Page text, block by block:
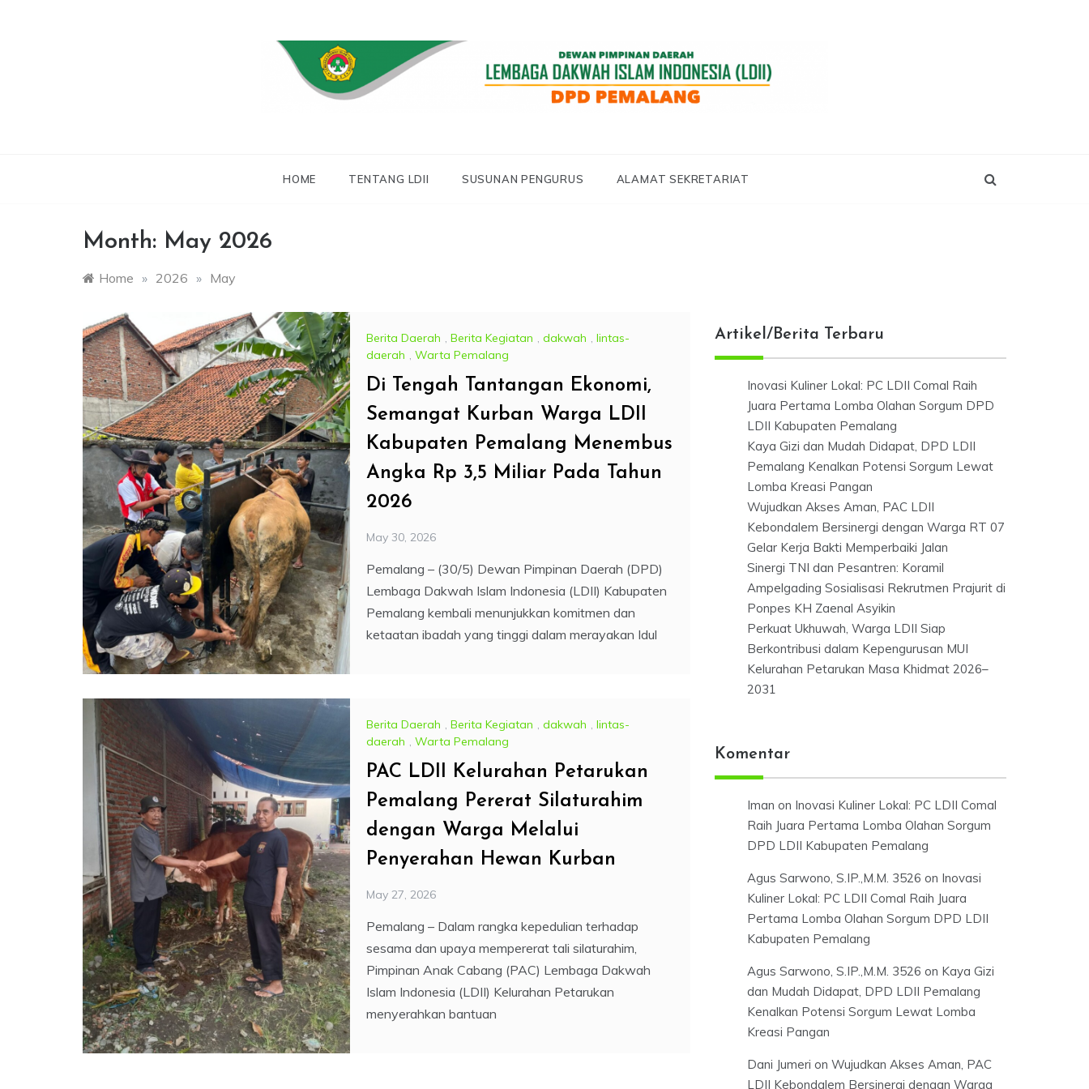
HOME TENTANG LDII SUSUNAN PENGURUS ALAMAT SEKRETARIAT
Month: May 2026
Home » 2026 » May
Berita Daerah , Berita Kegiatan , dakwah , lintas-
daerah , Warta Pemalang
Di Tengah Tantangan Ekonomi,
Semangat Kurban Warga LDII
Kabupaten Pemalang Menembus
Angka Rp 3,5 Miliar Pada Tahun
2026
May 30, 2026
Pemalang – (30/5) Dewan Pimpinan Daerah (DPD)
Lembaga Dakwah Islam Indonesia (LDII) Kabupaten
Pemalang kembali menunjukkan komitmen dan
ketaatan ibadah yang tinggi dalam merayakan Idul
Berita Daerah , Berita Kegiatan , dakwah , lintas-
daerah , Warta Pemalang
PAC LDII Kelurahan Petarukan
Pemalang Pererat Silaturahim
dengan Warga Melalui
Penyerahan Hewan Kurban
May 27, 2026
Pemalang – Dalam rangka kepedulian terhadap
sesama dan upaya mempererat tali silaturahim,
Pimpinan Anak Cabang (PAC) Lembaga Dakwah
Islam Indonesia (LDII) Kelurahan Petarukan
menyerahkan bantuan
Artikel/Berita Terbaru
Inovasi Kuliner Lokal: PC LDII Comal Raih
Juara Pertama Lomba Olahan Sorgum DPD
LDII Kabupaten Pemalang
Kaya Gizi dan Mudah Didapat, DPD LDII
Pemalang Kenalkan Potensi Sorgum Lewat
Lomba Kreasi Pangan
Wujudkan Akses Aman, PAC LDII
Kebondalem Bersinergi dengan Warga RT 07
Gelar Kerja Bakti Memperbaiki Jalan
Sinergi TNI dan Pesantren: Koramil
Ampelgading Sosialisasi Rekrutmen Prajurit di
Ponpes KH Zaenal Asyikin
Perkuat Ukhuwah, Warga LDII Siap
Berkontribusi dalam Kepengurusan MUI
Kelurahan Petarukan Masa Khidmat 2026–
2031
Komentar
Iman on Inovasi Kuliner Lokal: PC LDII Comal
Raih Juara Pertama Lomba Olahan Sorgum
DPD LDII Kabupaten Pemalang
Agus Sarwono, S.IP.,M.M. 3526 on Inovasi
Kuliner Lokal: PC LDII Comal Raih Juara
Pertama Lomba Olahan Sorgum DPD LDII
Kabupaten Pemalang
Agus Sarwono, S.IP.,M.M. 3526 on Kaya Gizi
dan Mudah Didapat, DPD LDII Pemalang
Kenalkan Potensi Sorgum Lewat Lomba
Kreasi Pangan
Dani Jumeri on Wujudkan Akses Aman, PAC
LDII Kebondalem Bersinergi dengan Warga